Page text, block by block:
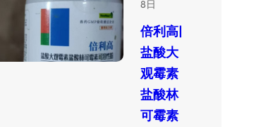
8日
倍利高|
盐酸大
观霉素
盐酸林
可霉素